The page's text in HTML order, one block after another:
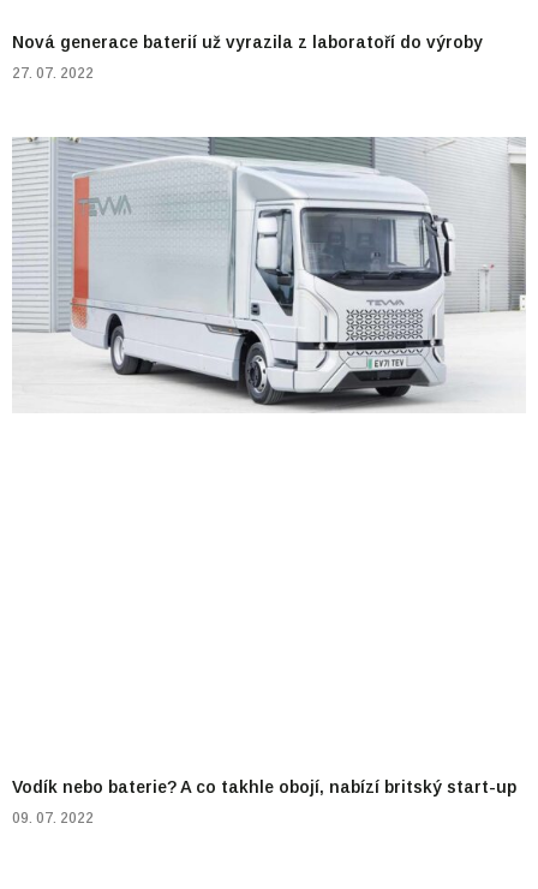
Nová generace baterií už vyrazila z laboratoří do výroby
27. 07. 2022
Vodík nebo baterie? A co takhle obojí, nabízí britský start-up
09. 07. 2022